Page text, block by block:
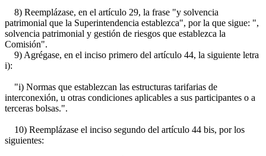
8) Reemplázase, en el artículo 29, la frase "y solvencia
patrimonial que la Superintendencia establezca", por la que sigue: ",
solvencia patrimonial y gestión de riesgos que establezca la
Comisión".
9) Agrégase, en el inciso primero del artículo 44, la siguiente letra
i):
"i) Normas que establezcan las estructuras tarifarias de
interconexión, u otras condiciones aplicables a sus participantes o a
terceras bolsas.".
10) Reemplázase el inciso segundo del artículo 44 bis, por los
siguientes: